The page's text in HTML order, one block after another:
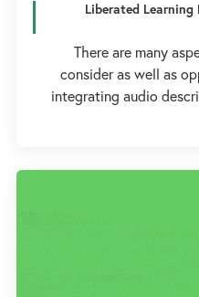
Liberated
There are many
consider as well as
integrating audio